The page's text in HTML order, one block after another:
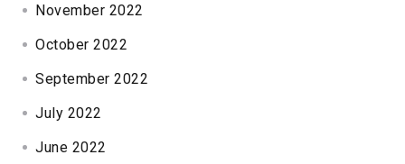
November 2022
October 2022
September 2022
July 2022
June 2022